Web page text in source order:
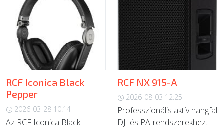
RCF Iconica Black
Pepper
2026-03-28 10:14
Az RCF Iconica Black
RCF NX 915-A
2026-08-03 12:25
Professzionális aktív hangfal
DJ- és PA-rendszerekhez.